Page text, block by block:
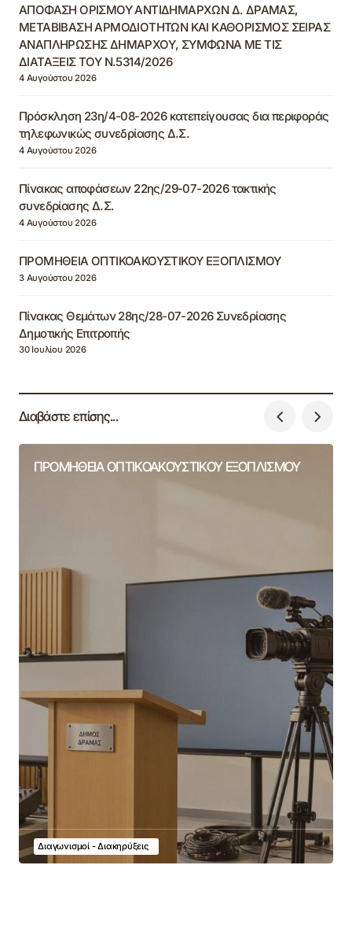
ΑΠΟΦΑΣΗ ΟΡΙΣΜΟΥ ΑΝΤΙΔΗΜΑΡΧΩΝ Δ. ΔΡΑΜΑΣ,
ΜΕΤΑΒΙΒΑΣΗ ΑΡΜΟΔΙΟΤΗΤΩΝ ΚΑΙ ΚΑΘΟΡΙΣΜΟΣ ΣΕΙΡΑΣ
ΑΝΑΠΛΗΡΩΣΗΣ ΔΗΜΑΡΧΟΥ, ΣΥΜΦΩΝΑ ΜΕ ΤΙΣ
ΔΙΑΤΑΞΕΙΣ ΤΟΥ Ν.5314/2026
4 Αυγούστου 2026
Πρόσκληση 23η/4-08-2026 κατεπείγουσας δια περιφοράς
τηλεφωνικώς συνεδρίασης Δ.Σ.
4 Αυγούστου 2026
Πίνακας αποφάσεων 22ης/29-07-2026 τακτικής
συνεδρίασης Δ.Σ.
4 Αυγούστου 2026
ΠΡΟΜΗΘΕΙΑ ΟΠΤΙΚΟΑΚΟΥΣΤΙΚΟΥ ΕΞΟΠΛΙΣΜΟΥ
3 Αυγούστου 2026
Πίνακας Θεμάτων 28ης/28-07-2026 Συνεδρίασης
Δημοτικής Επιτροπής
30 Ιουλίου 2026
Διαβάστε επίσης...
ΠΡΟΜΗΘΕΙΑ ΟΠΤΙΚΟΑΚΟΥΣΤΙΚΟΥ ΕΞΟΠΛΙΣΜΟΥ
Διαγωνισμοί - Διακηρύξεις